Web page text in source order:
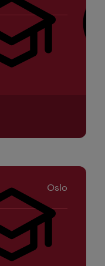
Oslo